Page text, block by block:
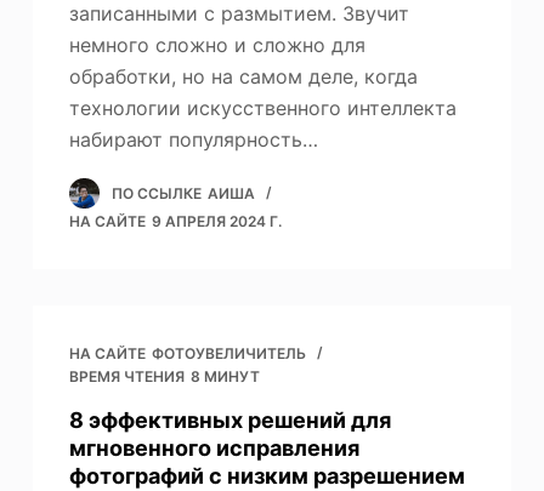
записанными с размытием. Звучит
немного сложно и сложно для
обработки, но на самом деле, когда
технологии искусственного интеллекта
набирают популярность…
ПО ССЫЛКЕ АИША
НА САЙТЕ 9 АПРЕЛЯ 2024 Г.
НА САЙТЕ ФОТОУВЕЛИЧИТЕЛЬ
ВРЕМЯ ЧТЕНИЯ 8 МИНУТ
8 эффективных решений для
мгновенного исправления
фотографий с низким разрешением